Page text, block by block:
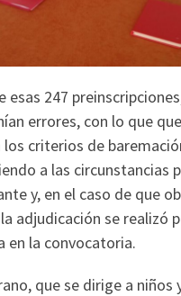
esas 247
errores, con lo que
los criterios de
a las circunstancias
y, en el caso de que
adjudicación se realizó
en la convocatoria.
que se dirige a niños